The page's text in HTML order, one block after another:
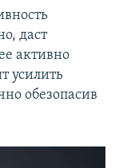
даст
активно
усилить
обезопасив